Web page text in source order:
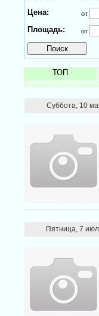
Цена: от
Площадь: от
ТОП
Суббота, 10
Пятница, 7